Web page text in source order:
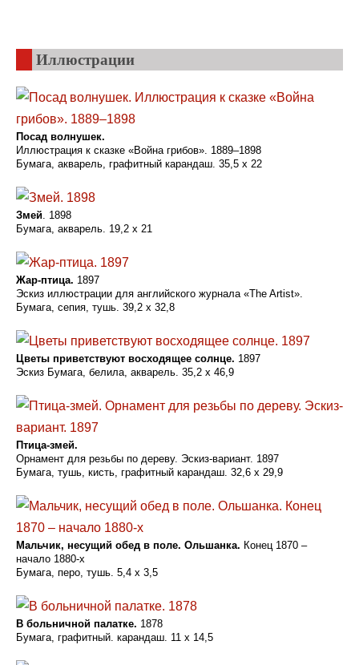
Иллюстрации
Посад волнушек.
Иллюстрация к сказке «Война грибов». 1889–1898
Бумага, акварель, графитный карандаш. 35,5 x 22
Змей. 1898
Бумага, акварель. 19,2 x 21
Жар-птица. 1897
Эскиз иллюстрации для английского журнала «The Artist».
Бумага, сепия, тушь. 39,2 x 32,8
Цветы приветствуют восходящее солнце. 1897
Эскиз Бумага, белила, акварель. 35,2 x 46,9
Птица-змей.
Орнамент для резьбы по дереву. Эскиз-вариант. 1897
Бумага, тушь, кисть, графитный карандаш. 32,6 x 29,9
Мальчик, несущий обед в поле. Ольшанка. Конец 1870 –
начало 1880-х
Бумага, перо, тушь. 5,4 x 3,5
В больничной палатке. 1878
Бумага, графитный. карандаш. 11 x 14,5